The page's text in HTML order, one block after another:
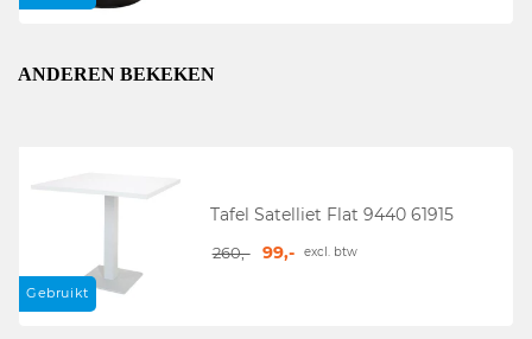
ANDEREN BEKEKEN
Gebruikt
Tafel Satelliet Flat 9440 61915
260,- 99,- excl. btw